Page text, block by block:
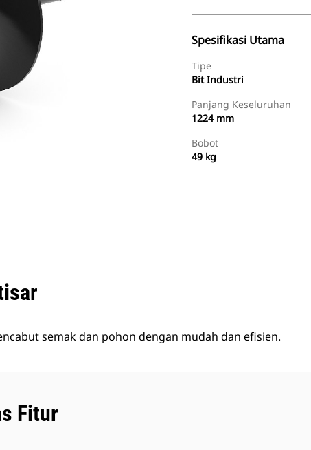
Spesifikasi Utama
Tipe
Bit Industri
Panjang Keseluruhan
1224 mm
Bobot
49 kg
semak dan pohon dengan mudah dan efisien.
Fitur